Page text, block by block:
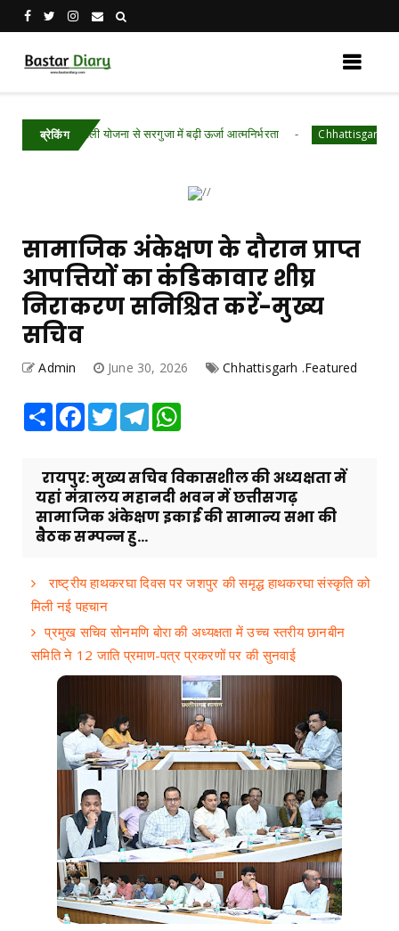
ब्रेकिंग
बिजली योजना से सरगुजा में बढ़ी ऊर्जा आत्मनिर्भरता Chhattisgarh .Featured
सामाजिक अंकेक्षण के दौरान प्राप्त
आपत्तियों का कंडिकावार शीघ्र
निराकरण सनिश्चित करें-मुख्य
सचिव
Admin June 30, 2026 Chhattisgarh .Featured
Share Facebook
TwitterTelegram
रायपुर: मुख्य सचिव विकासशील की अध्यक्षता में
यहां मंत्रालय महानदी भवन में छत्तीसगढ़
सामाजिक अंकेक्षण इकाई की सामान्य सभा की
बैठक सम्पन्न हु...
राष्ट्रीय हाथकरघा दिवस पर जशपुर की समृद्ध हाथकरघा संस्कृति को
मिली नई पहचान
प्रमुख सचिव सोनमणि बोरा की अध्यक्षता में उच्च स्तरीय छानबीन
समिति ने 12 जाति प्रमाण-पत्र प्रकरणों पर की सुनवाई